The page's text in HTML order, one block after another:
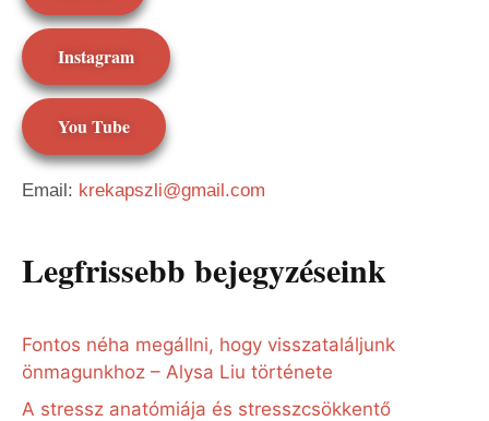
Instagram
You Tube
Email: krekapszli@gmail.com
Legfrissebb bejegyzéseink
Fontos néha megállni, hogy visszataláljunk
önmagunkhoz – Alysa Liu története
A stressz anatómiája és stresszcsökkentő